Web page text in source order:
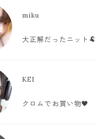
miku
大正解だったニット🐏
KEI
クロムでお買い物🖤